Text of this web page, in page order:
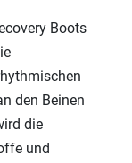
Boots
den Beinen
die
und